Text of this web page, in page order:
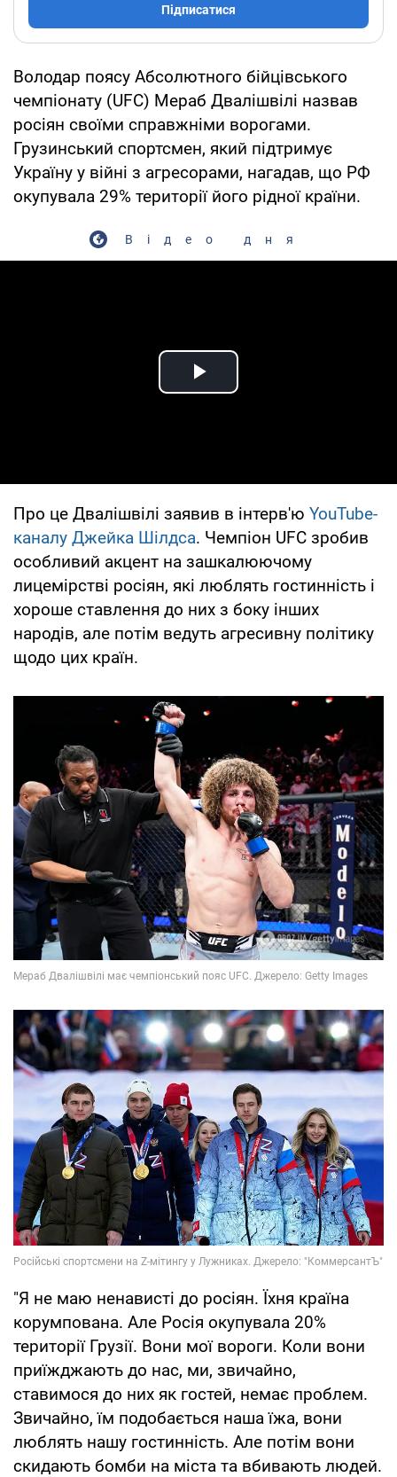
Підписатися
Володар поясу Абсолютного бійцівського
чемпіонату (UFC) Мераб Двалішвілі назвав
росіян своїми справжніми ворогами.
Грузинський спортсмен, який підтримує
Україну у війні з агресорами, нагадав, що РФ
окупувала 29% території його рідної країни.
Відео дня
Play Video
Про це Двалішвілі заявив в інтерв'ю YouTube-
каналу Джейка Шілдса. Чемпіон UFC зробив
особливий акцент на зашкалюючому
лицемірстві росіян, які люблять гостинність і
хороше ставлення до них з боку інших
народів, але потім ведуть агресивну політику
щодо цих країн.
"Я не маю ненависті до росіян. Їхня країна
корумпована. Але Росія окупувала 20%
території Грузії. Вони мої вороги. Коли вони
приїжджають до нас, ми, звичайно,
ставимося до них як гостей, немає проблем.
Звичайно, їм подобається наша їжа, вони
люблять нашу гостинність. Але потім вони
скидають бомби на міста та вбивають людей.